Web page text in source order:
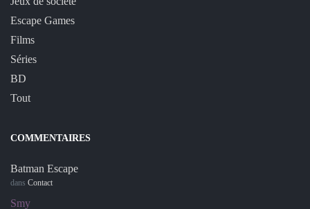
Escape Games
Films
Séries
BD
Tout
COMMENTAIRES
Batman Escape
dans Contact
Smy